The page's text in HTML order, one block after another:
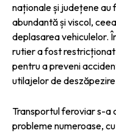
naționale și județene
abundantă și viscol,
deplasarea vehiculelor.
rutier a fost
pentru a preveni
utilajelor de
Transportul feroviar s-a
probleme numeroase,